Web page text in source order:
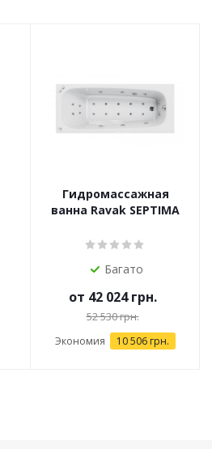
Гидромассажная
ванна Ravak SEPTIMA
Багато
от 42 024 грн.
52 530 грн.
Экономия 10 506 грн.